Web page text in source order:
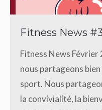
Fitness News
Fitness News Février
nous partageons bien
sport. Nous
la convivialité, la